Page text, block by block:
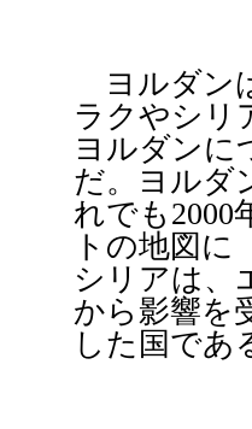
ヨルダン
ラクやシリ
ヨルダンに
だ。ヨルダ
れでも 2000
トの地図
シリアは、
から影響を
した国であ